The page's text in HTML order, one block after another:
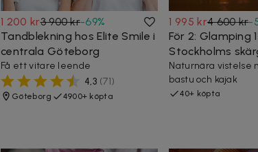
1 200 kr3 900 kr-69%
Tandblekning hos Elite Smile i
centrala Göteborg
Få ett vitare leende
4,3 (71)
Göteborg 4900+ köpta
1 995 kr4 600 kr-
För 2: Glamping
Stockholms
Naturnära vistelse
bastu och kajak
40+ köpta